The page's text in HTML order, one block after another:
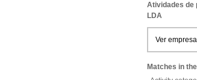
Atividades de
LDA
Ver empresa
Matches in